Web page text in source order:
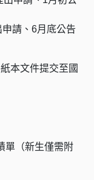
請、6月底公告
本文件提交至國
單（新生僅需附